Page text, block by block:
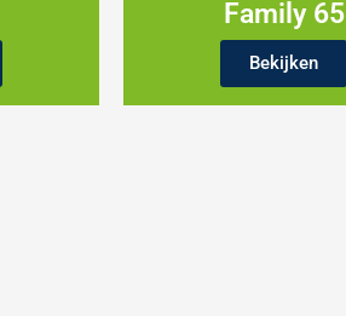
Family 65
Bekijken